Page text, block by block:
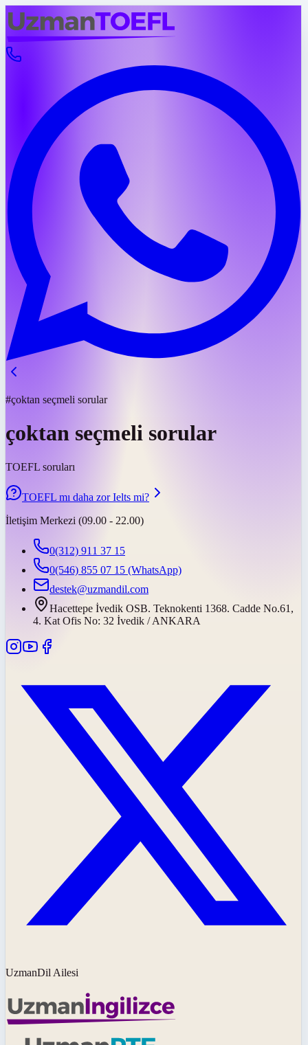
#çoktan seçmeli sorular
çoktan seçmeli sorular
TOEFL soruları
TOEFL mı daha zor Ielts mi?
İletişim Merkezi (09.00 - 22.00)
0(312) 911 37 15
0(546) 855 07 15 (WhatsApp)
destek@uzmandil.com
Hacettepe İvedik OSB. Teknokenti 1368. Cadde No.61,
4. Kat Ofis No: 32 İvedik / ANKARA
UzmanDil Ailesi